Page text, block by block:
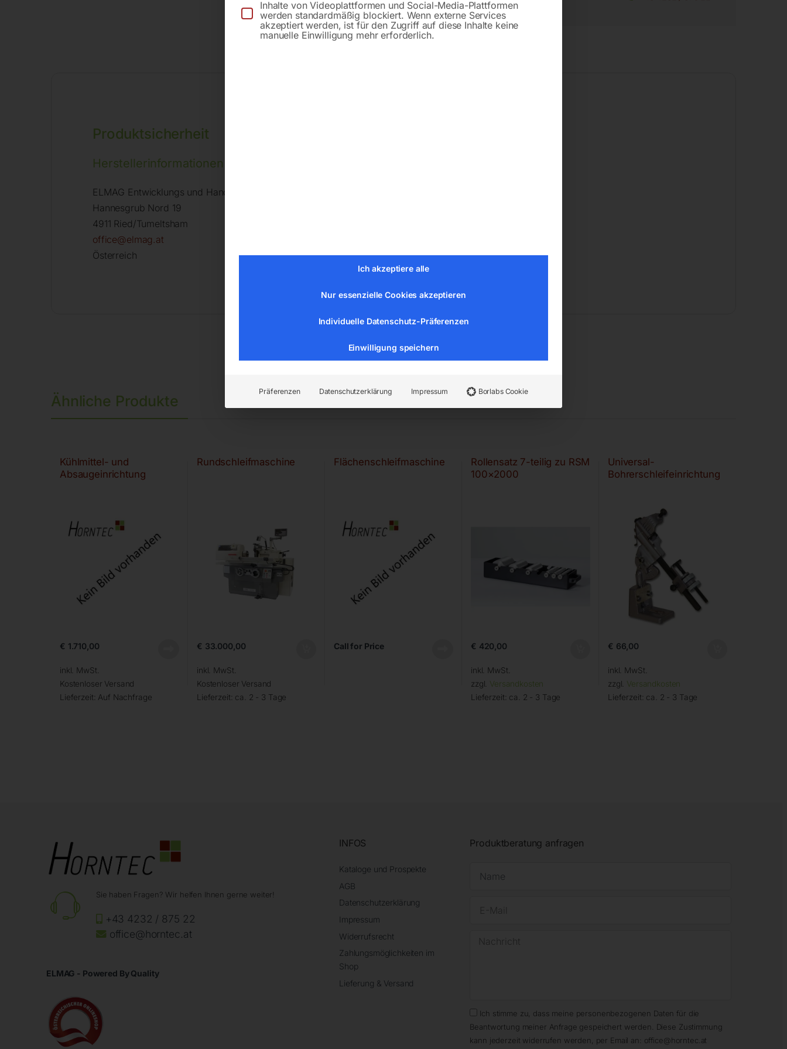
Produktsicherheit
Herstellerinformationen
ELMAG Entwicklungs und Handels GmbH
Hannesgrub Nord 19
4911 Ried/Tumeltsham
office@elmag.at
Österreich
Ähnliche Produkte
Kühlmittel- und
Absaugeinrichtung
€ 1.710,00
inkl. MwSt.
Kostenloser Versand
Lieferzeit: Auf Nachfrage
Rundschleifmaschine
€ 33.000,00
inkl. MwSt.
Kostenloser Versand
Lieferzeit: ca. 2 - 3 Tage
Flächenschleifmaschine
Call for Price
Rollensatz 7-teilig zu RSM
100×2000
€ 420,00
inkl. MwSt.
zzgl. Versandkosten
Lieferzeit: ca. 2 - 3 Tage
Universal-
Bohrerschleifeinrichtung
€ 66,00
inkl. MwSt.
zzgl. Versandkosten
Lieferzeit: ca. 2 - 3 Tage
Sie haben Fragen? Wir helfen Ihnen gerne weiter!
+43 4232 / 875 22
office@horntec.at
ELMAG - Powered By Quality
INFOS
Kataloge und Prospekte
AGB
Datenschutzerklärung
Impressum
Widerrufsrecht
Zahlungsmöglichkeiten im
Shop
Lieferung & Versand
Produktberatung anfragen
Ich stimme zu, dass meine personenbezogenen Daten für die
Beantwortung meiner Anfrage gespeichert werden. Diese Zustimmung
kann jederzeit widerrufen werden, per Email an: office@horntec.at
Inhalte von Videoplattformen und Social-Media-Plattformen
werden standardmäßig blockiert. Wenn externe Services
akzeptiert werden, ist für den Zugriff auf diese Inhalte keine
manuelle Einwilligung mehr erforderlich.
Ich akzeptiere alle
Nur essenzielle Cookies akzeptieren
Individuelle Datenschutz-Präferenzen
Einwilligung speichern
Präferenzen Datenschutzerklärung Impressum Borlabs Cookie